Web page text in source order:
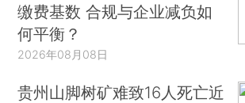
缴费基数 合规与企业减负如
何平衡？
2026年08月08日
贵州山脚树矿难致16人死亡近